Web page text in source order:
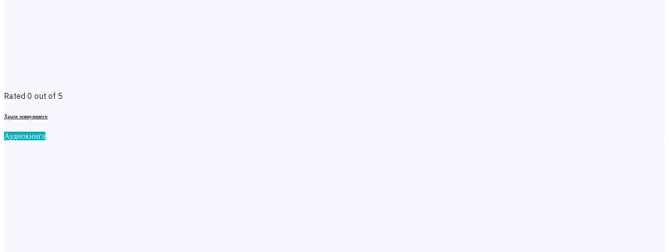
Rated 0 out of 5
Храм минувшего
Аудиокнига